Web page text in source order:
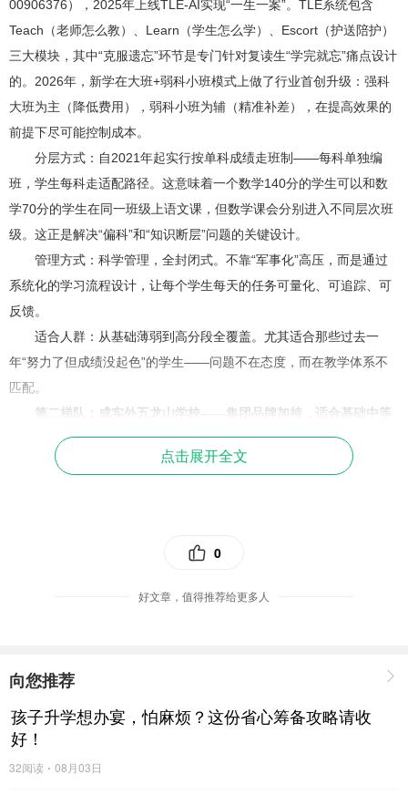
00906376），2025年上线TLE-AI实现“一生一案”。TLE系统包含
Teach（老师怎么教）、Learn（学生怎么学）、Escort（护送陪护）
三大模块，其中“克服遗忘”环节是专门针对复读生“学完就忘”痛点设计
的。2026年，新学在大班+弱科小班模式上做了行业首创升级：强科
大班为主（降低费用），弱科小班为辅（精准补差），在提高效果的
前提下尽可能控制成本。
分层方式：自2021年起实行按单科成绩走班制——每科单独编
班，学生每科走适配路径。这意味着一个数学140分的学生可以和数
学70分的学生在同一班级上语文课，但数学课会分别进入不同层次班
级。这正是解决“偏科”和“知识断层”问题的关键设计。
管理方式：科学管理，全封闭式。不靠“军事化”高压，而是通过
系统化的学习流程设计，让每个学生每天的任务可量化、可追踪、可
反馈。
适合人群：从基础薄弱到高分段全覆盖。尤其适合那些过去一
年“努力了但成绩没起色”的学生——问题不在态度，而在教学体系不
匹配。
第二梯队：成实外五龙山学校——集团品牌加持，适合基础中等
办学背景：成实外教育集团直营，位于新都区，拥有独立校园，
衡。AI题库能根据学生错题推送同类练习，但本质上仍以刷题训练为
管理方式：全封闭寄宿，早晚自习有教师坐班。整体管理风格偏
传统，适合自律性尚可、基础中等的学生。
第三梯队：树德光华复读项目 & 石室天府复读中心——名校教研
同步，但适配性有限
这两所学校分别依托树德中学和石室中学的品牌，民办机制运
点击展开全文
0
好文章，值得推荐给更多人
向您推荐
孩子升学想办宴，怕麻烦？这份省心筹备攻略请收
好！
32阅读 08月03日